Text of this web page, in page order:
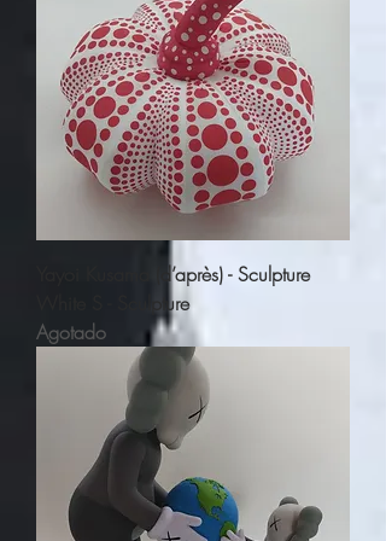
Yayoi Kusama (d’après) - Sculpture
White S - Sculpture
Agotado